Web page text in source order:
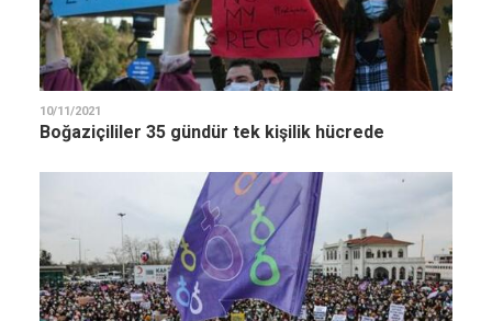
10/11/2021
Boğaziçililer 35 gündür tek kişilik hücrede